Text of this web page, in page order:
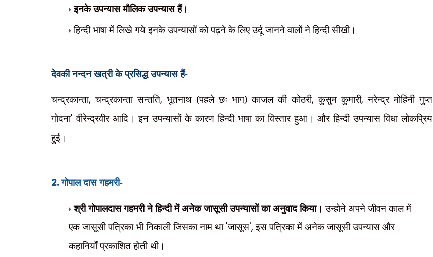
इनके उपन्यास मौलिक उपन्यास हैं।
हिन्दी भाषा में लिखे गये इनके उपन्यासों को पढ़ने के लिए उर्दू जानने वालों ने हिन्दी सीखी।
देवकी नन्दन खत्री के प्रसिद्ध उपन्यास हैं-
चन्द्रकान्ता,चन्द्रकान्ता सन्तति, भूतनाथ (पहले छः भाग) काजल की कोठरी,कुसुम कुमारी,नरेन्द्र मोहिनी गुप्त
गोदना'वीरेन्द्रवीर आदि। इन उपन्यासों के कारण हिन्दी भाषा का विस्तार हुआ। और हिन्दी उपन्यास विधा लोकप्रिय
हुई।
2.गोपाल दास गहमरी-
श्री गोपालदास गहमरी ने हिन्दी में अनेक जासूसी उपन्यासों का अनुवाद किया। उन्होने अपने जीवन काल में
एक जासूसी पत्रिका भी निकाली जिसका नाम था 'जासूस',इस पत्रिका में अनेक जासूसी उपन्यास और
कहानियाँ प्रकाशित होती थी।